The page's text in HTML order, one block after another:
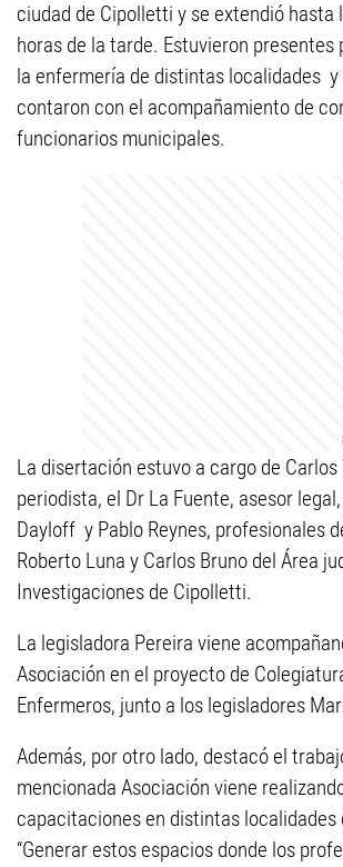
ciudad de Cipolletti y se extendió hasta
horas de la tarde. Estuvieron presentes
la enfermería de distintas localidades
contaron con el acompañamiento de
funcionarios municipales.
La disertación estuvo a cargo de Carlos
periodista, el Dr La Fuente, asesor
Dayloff y Pablo Reynes, profesionales
Roberto Luna y Carlos Bruno del Área
Investigaciones de Cipolletti.
La legisladora Pereira viene
Asociación en el proyecto de
Enfermeros, junto a los legisladores
Además, por otro lado, destacó el
mencionada Asociación viene
capacitaciones en distintas localidades
“Generar estos espacios donde los